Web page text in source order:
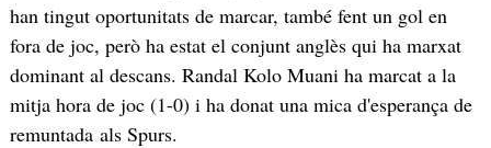
han tingut oportunitats de marcar, també fent un gol en
fora de joc, però ha estat el conjunt anglès qui ha marxat
dominant al descans. Randal Kolo Muani ha marcat a la
mitja hora de joc (1-0) i ha donat una mica d'esperança de
remuntada als Spurs.